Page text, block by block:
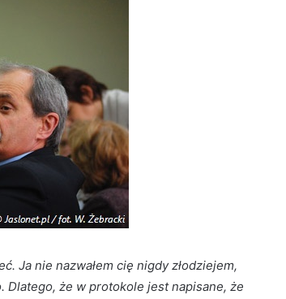
Ja nie nazwałem cię nigdy złodziejem,
Dlatego, że w protokole jest napisane, że